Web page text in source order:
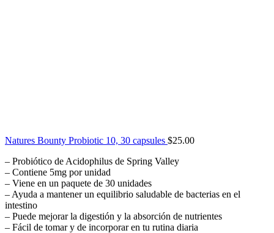
Natures Bounty Probiotic 10, 30 capsules $25.00
– Probiótico de Acidophilus de Spring Valley
– Contiene 5mg por unidad
– Viene en un paquete de 30 unidades
– Ayuda a mantener un equilibrio saludable de bacterias en el
intestino
– Puede mejorar la digestión y la absorción de nutrientes
– Fácil de tomar y de incorporar en tu rutina diaria